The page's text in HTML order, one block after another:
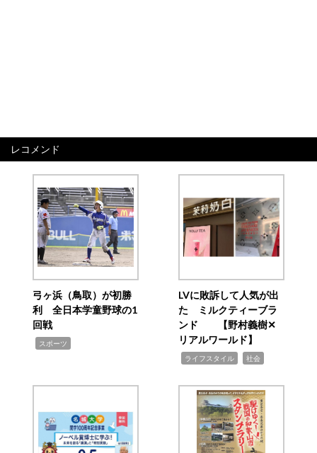
レコメンド
弓ヶ浜（鳥取）が初勝
利 全日本学童野球の1
回戦
スポーツ
LVに敗訴して人気が出
た ミルクティーブラ
ンド 【野村義樹✕
リアルワールド】
ライフスタイル 社会